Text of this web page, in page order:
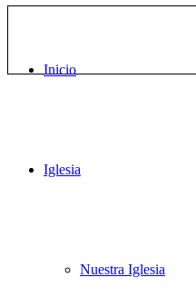
Inicio
Iglesia
Nuestra Iglesia